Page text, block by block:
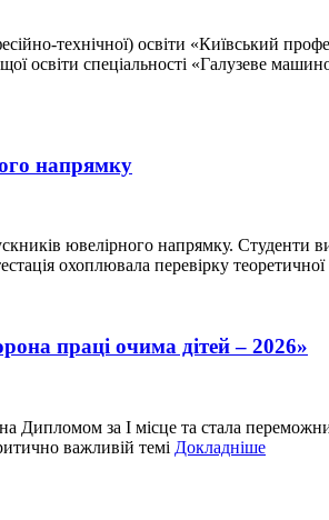
технічної) освіти «Київський
освіти спеціальності «Галузеве
напрямку
ювелірного напрямку. Студенти
охоплювала перевірку
праці очима дітей – 2026»
Дипломом за І місце та стала
важливій темі Докладніше